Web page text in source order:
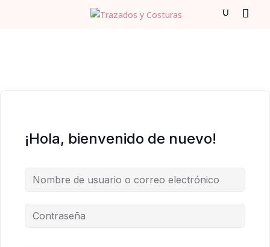
¡Hola, bienvenido de nuevo!